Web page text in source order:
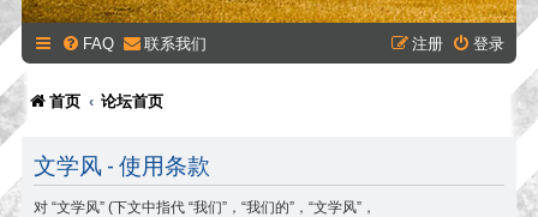
FAQ 联系我们 登录
注册
首页 论坛首页
文学风 - 使用条款
对 “文学风” (下文中指代 “我们”，“我们的”，“文学风”，